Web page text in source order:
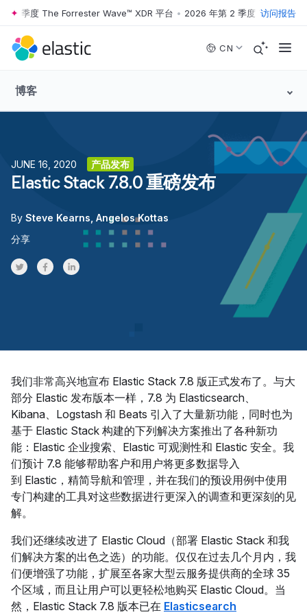
Skip to main content
度 The Forrester Wave™ XDR 平台 • 2026 年第 2 季度 The Forrester
访问报告
CN
博客
JUNE 16, 2020 产品发布
Elastic Stack 7.8.0 重磅发布
By Steve Kearns Angelos Kottas
分享
Share on Twitter
Share on Facebook
Share on LinkedInr
我们非常高兴地宣布 Elastic Stack 7.8 版正式发布了。与大
部分 Elastic 发布版本一样，7.8 为 Elasticsearch、
Kibana、Logstash 和 Beats 引入了大量新功能，同时也为
基于 Elastic Stack 构建的下列解决方案推出了各种新功
能：Elastic 企业搜索、Elastic 可观测性和 Elastic 安全。我
们预计 7.8 能够帮助客户和用户将更多数据导入
到 Elastic，精简导航和管理，并在我们的预设用例中使用
专门构建的工具对这些数据进行更深入的调查和更深刻的见
解。
我们还继续改进了 Elastic Cloud（部署 Elastic Stack 和我
们解决方案的出色之选）的功能。仅仅在过去几个月内，我
们便增强了功能，扩展至各家大型云服务提供商的全球 35
个区域，而且让用户可以更轻松地购买 Elastic Cloud。当
然，Elastic Stack 7.8 版本已在 Elasticsearch